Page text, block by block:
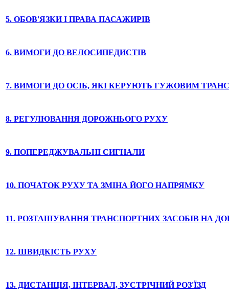
5. ОБОВ'ЯЗКИ І ПРАВА ПАСАЖИРІВ
6. ВИМОГИ ДО ВЕЛОСИПЕДИСТІВ
7. ВИМОГИ ДО ОСІБ, ЯКІ КЕРУЮТЬ ГУЖОВИМ
8. РЕГУЛЮВАННЯ ДОРОЖНЬОГО РУХУ
9. ПОПЕРЕДЖУВАЛЬНІ СИГНАЛИ
10. ПОЧАТОК РУХУ ТА ЗМІНА ЙОГО НАПРЯМКУ
11. РОЗТАШУВАННЯ ТРАНСПОРТНИХ ЗАСОБІВ НА
12. ШВИДКІСТЬ РУХУ
13. ДИСТАНЦІЯ, ІНТЕРВАЛ, ЗУСТРІЧНИЙ РОЗ'ЇЗД